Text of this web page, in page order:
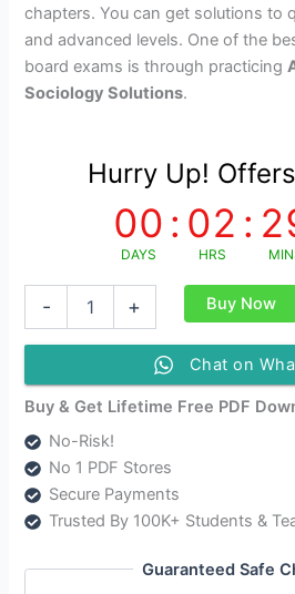
chapters. You can get solutions to
and advanced levels. One of the
board exams is through practicing
Sociology Solutions.
Hurry Up!
00
DAYS
: 02
HRS
:
-
Answer
|
শ্ৰেণীৰ
সমাজ
শাস্ত্ৰ
পাঠ্যক্ৰমৰ
+ Buy Now
Chat on
Buy & Get Lifetime Free PDF
No-Risk!
No 1 PDF Stores
Secure Payments
Trusted By 100K+ Students &
Guaranteed Safe